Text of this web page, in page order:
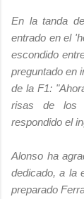
En la tanda
entrado en el
escondido
preguntado en
de la F1:
risas de los
respondido el
Alonso ha
dedicado, a la
preparado